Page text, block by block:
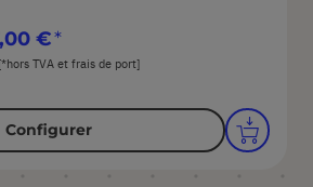
€
TVA et frais de port]
Configurer